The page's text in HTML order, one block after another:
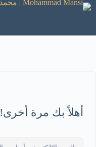
أهلاً بك مرة أخرى!